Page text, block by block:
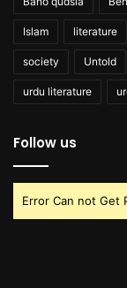
Islam literature
society Untold
urdu literature
Follow us
Error Can not Get